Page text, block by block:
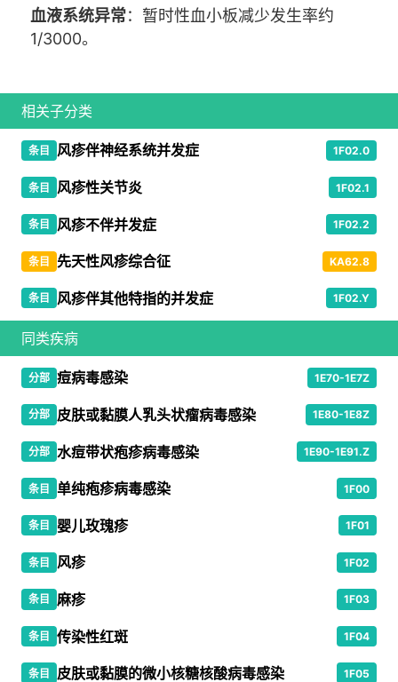
血液系统异常：暂时性血小板减少发生率约
1/3000。
相关子分类
条目 风疹伴神经系统并发症 1F02.0
条目 风疹性关节炎 1F02.1
条目 风疹不伴并发症 1F02.2
条目 先天性风疹综合征 KA62.8
条目 风疹伴其他特指的并发症 1F02.Y
同类疾病
分部 痘病毒感染 1E70-1E7Z
分部 皮肤或黏膜人乳头状瘤病毒感染 1E80-1E8Z
分部 水痘带状疱疹病毒感染 1E90-1E91.Z
条目 单纯疱疹病毒感染 1F00
条目 婴儿玫瑰疹 1F01
条目 风疹 1F02
条目 麻疹 1F03
条目 传染性红斑 1F04
条目 皮肤或黏膜的微小核糖核酸病毒感染 1F05